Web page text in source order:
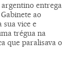
entrega
ao
sua vice e
trégua na
que paralisava o